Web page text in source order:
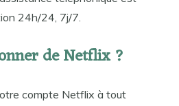
24h/24, 7j/7.
de Netflix ?
compte Netflix à tout